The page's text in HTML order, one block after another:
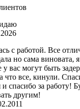
с работой. Все
но сама виновата,
вас могут быть
что все, кинули.
и спасибо за работу!
другим!